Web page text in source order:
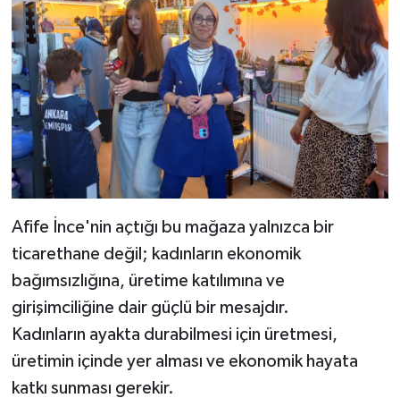
Afife İnce'nin açtığı bu mağaza yalnızca bir
ticarethane değil; kadınların ekonomik
bağımsızlığına, üretime katılımına ve
girişimciliğine dair güçlü bir mesajdır.
Kadınların ayakta durabilmesi için üretmesi,
üretimin içinde yer alması ve ekonomik hayata
katkı sunması gerekir.